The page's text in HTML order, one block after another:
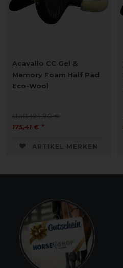
Acavallo CC Gel &
Memory Foam Half Pad
Eco-Wool
statt 194,90 €
175,41 € *
ARTIKEL MERKEN